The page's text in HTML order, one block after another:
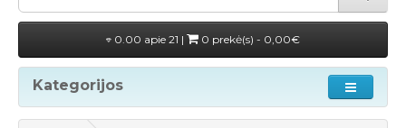
0.00 apie 21 | 0 prekė(s) - 0,00€
Kategorijos